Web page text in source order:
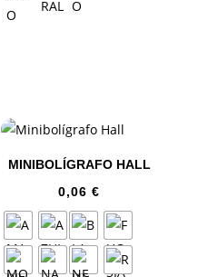
MINIBOLÍGRAFO HALL
0,06€